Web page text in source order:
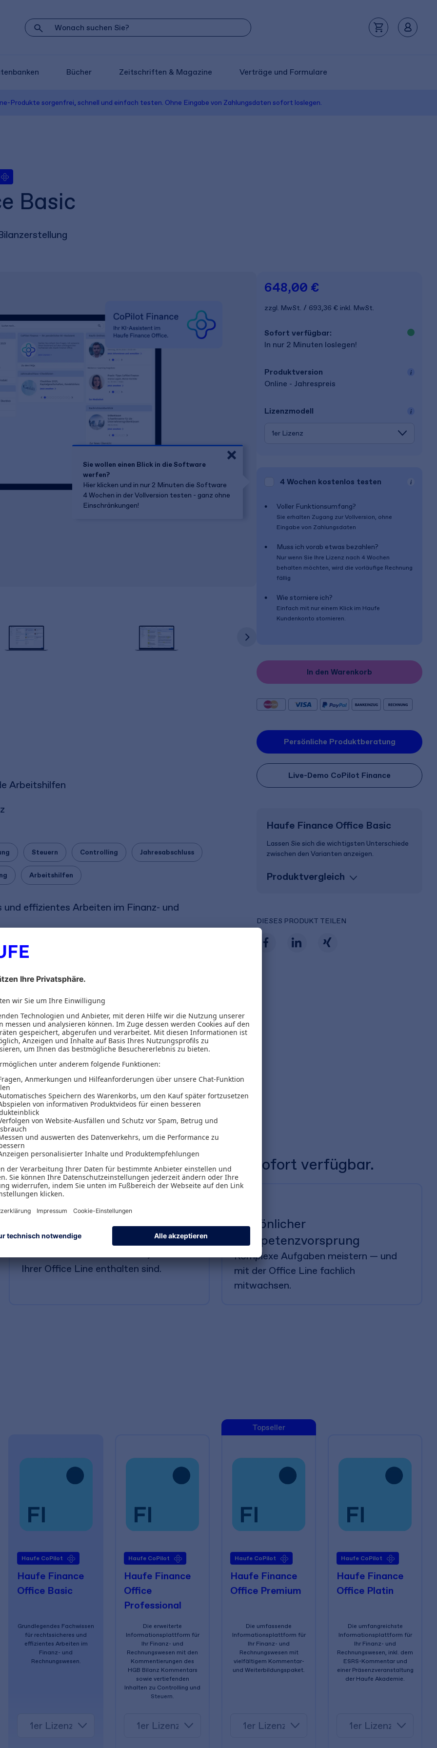
Bücher Zeitschriften & Magazine Verträge und Formulare
Produkte sorgenfrei, schnell und einfach testen. Ohne Eingabe von Zahlungsdaten sofort loslegen.
Basic
Arbeitshilfen
Steuern Controlling Jahresabschluss
Arbeitshilfen
effizientes Arbeiten im Finanz- und
Office
zu Buchhaltung und
Textvorlagen.
brauchen – fachlich
check_circle Auf Basis geprüfter Haufe-Inhalte
648,00 €
zzgl. MwSt. 693,36 € inkl. MwSt.
Sofort verfügbar:
In nur 2 Minuten loslegen!
Produkt­version
Online - Jahrespreis
Lizenz­modell
4 Wochen kostenlos testen
Voller Funktionsumfang?
Sie erhalten Zugang zur Vollversion, ohne
Eingabe von Zahlungsdaten
Muss ich vorab etwas bezahlen?
Nur wenn Sie Ihre Lizenz nach 4 Wochen
behalten möchten, wird die vorläufige Rechnung
fällig
Wie storniere ich?
Einfach mit nur einem Klick im Haufe
Kundenkonto stornieren.
In den Warenkorb
Persönliche Produktberatung
Live-Demo CoPilot Finance
Haufe Finance Office Basic
Lassen Sie sich die wichtigsten Unterschiede
zwischen den Varianten anzeigen.
Produktvergleich
DIESES PRODUKT TEILEN
können - rechtssicher und für Sie sofort verfügbar.
Exklusives Expertenwissen
Lernen Sie von Top-Fachkräften — mit
Ihrer Office Line enthalten sind.
Persönlicher
Kompetenzvorsprung
Komplexe Aufgaben meistern — und
mit der Office Line fachlich
mitwachsen.
Haufe CoPilot
Haufe Finance
Office Basic
Haufe CoPilot
Haufe Finance
Office
Professional
Haufe CoPilot
Haufe Finance
Office Premium
Haufe CoPilot
Haufe Finance
Office Platin
Grundlegendes Fachwissen
für rechtssicheres und
effizientes Arbeiten im
Finanz- und
Rechnungswesen.
Die erweiterte
Informationsplattform für
Ihr Finanz- und
Rechnungswesen mit den
Kommentierungen des
HGB Bilanz Kommentars
sowie vertiefenden
Inhalten zu Controlling und
Steuern.
Die umfassende
Informationsplattform für
Ihr Finanz- und
Rechnungswesen mit
vielfältigem Kommentar-
und Weiterbildungspaket.
Die umfangreichste
Informationsplattform für
Ihr Finanz- und
Rechnungswesen, inkl. dem
ESRS-Kommentar und
einer Präsenzveranstaltung
der Haufe Akademie.
Sie wollen einen Blick in die Software
werfen?
Hier klicken und in nur 2 Minuten die Software
4 Wochen in der Vollversion testen - ganz ohne
Einschränkungen!